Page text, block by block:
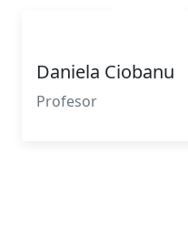
Daniela Ciobanu
Profesor